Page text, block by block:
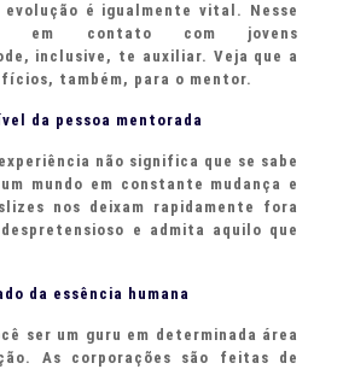
evolução é igualmente vital. Nesse
em contato com jovens
inclusive, te auxiliar. Veja que a
também, para o mentor.
da pessoa mentorada
não significa que se sabe
mundo em constante mudança e
nos deixam rapidamente fora
e admita aquilo que
da essência humana
ser um guru em determinada área
As corporações são feitas de